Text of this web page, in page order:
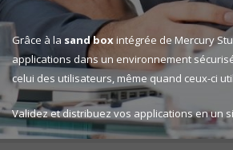
Grâce à la sand boxintégrée de Mercury
applications dans un environnement
celui des utilisateurs, même quand ceux-ci
Validez et distribuez vos applications en un